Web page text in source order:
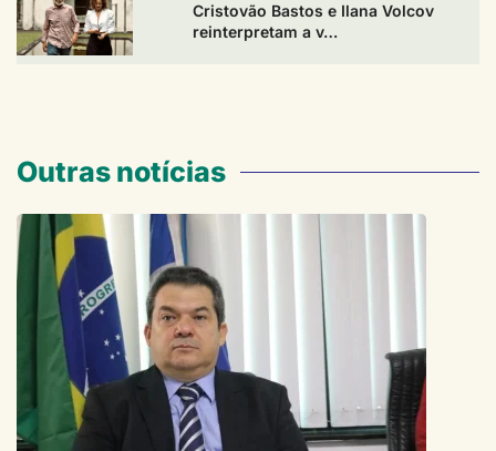
Cristovão Bastos e Ilana Volcov
reinterpretam a v…
Outras notícias